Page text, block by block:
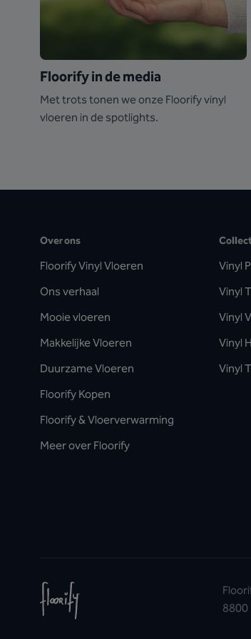
Floorify in de media
Met trots tonen we onze Floorify vinyl
vloeren in de spotlights.
Over ons
Floorify Vinyl Vloeren
Ons verhaal
Mooie vloeren
Makkelijke Vloeren
Duurzame Vloeren
Floorify Kopen
Floorify & Vloerverwarming
Meer over Floorify
Vinyl
Vinyl
Vinyl
Vinyl
Vinyl
8800